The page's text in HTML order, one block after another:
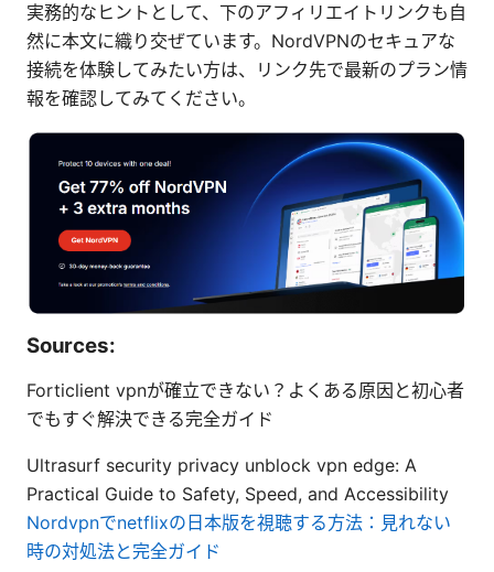
実務的なヒントとして、下のアフィリエイトリンクも自
然に本文に織り交ぜています。NordVPNのセキュアな
接続を体験してみたい方は、リンク先で最新のプラン情
報を確認してみてください。
Sources:
Forticlient vpnが確立できない？よくある原因と初心者
でもすぐ解決できる完全ガイド
Ultrasurf security privacy unblock vpn edge: A
Practical Guide to Safety, Speed, and Accessibility
Nordvpnでnetflixの日本版を視聴する方法：見れない
時の対処法と完全ガイド